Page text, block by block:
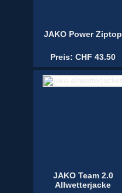
JAKO Power Ziptop
Preis: CHF 43.50
JAKO Team 2.0
Allwetterjacke